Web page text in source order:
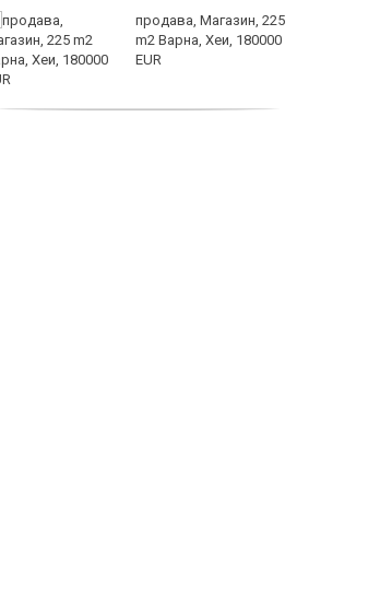
продава, Магазин, 225
m2 Варна, Хеи, 180000
EUR